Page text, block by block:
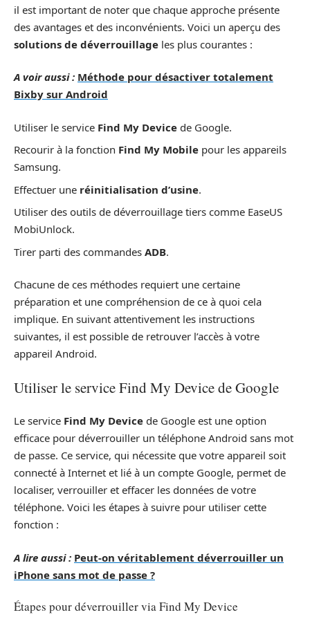
il est important de noter que chaque approche présente
des avantages et des inconvénients. Voici un aperçu des
solutions de déverrouillage les plus courantes :
A voir aussi : Méthode pour désactiver totalement
Bixby sur Android
Utiliser le service Find My Device de Google.
Recourir à la fonction Find My Mobile pour les appareils
Samsung.
Effectuer une réinitialisation d’usine.
Utiliser des outils de déverrouillage tiers comme EaseUS
MobiUnlock.
Tirer parti des commandes ADB.
Chacune de ces méthodes requiert une certaine
préparation et une compréhension de ce à quoi cela
implique. En suivant attentivement les instructions
suivantes, il est possible de retrouver l’accès à votre
appareil Android.
Utiliser le service Find My Device de Google
Le service Find My Device de Google est une option
efficace pour déverrouiller un téléphone Android sans mot
de passe. Ce service, qui nécessite que votre appareil soit
connecté à Internet et lié à un compte Google, permet de
localiser, verrouiller et effacer les données de votre
téléphone. Voici les étapes à suivre pour utiliser cette
fonction :
A lire aussi : Peut-on véritablement déverrouiller un
iPhone sans mot de passe ?
Étapes pour déverrouiller via Find My Device